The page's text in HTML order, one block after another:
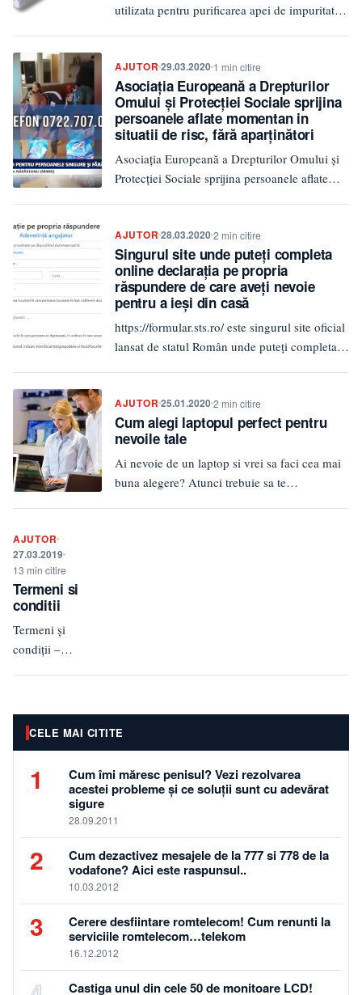
utilizata pentru purificarea apei de impuritatile
AJUTOR29.03.2020 1 min citire
Asociația Europeană a Drepturilor
Omului și Protecției Sociale sprijina
persoanele aflate momentan in
situatii de risc, fără aparținători
Asociația Europeană a Drepturilor Omului și
Protecției Sociale sprijina persoanele aflate
AJUTOR28.03.20202 min citire
Singurul site unde puteți completa
online declarația pe propria
răspundere de care aveți nevoie
pentru a ieși din casă
https://formular.sts.ro/ este singurul site oficial
lansat de statul Român unde puteți completa
AJUTOR25.01.20202 min citire
Cum alegi laptopul perfect pentru
nevoile tale
Ai nevoie de un laptop si vrei sa faci cea mai
buna alegere? Atunci trebuie sa te
AJUTOR
27.03.2019
13 min citire
Termeni si
conditii
Termeni și
condiții –
iunie 2026
termenii și
condițiile de
CELE MAI CITITE
1
Cum îmi măresc penisul? Vezi rezolvarea
acestei probleme și ce soluții sunt cu adevărat
sigure
28.09.2011
2
Cum dezactivez mesajele de la 777 si 778 de la
vodafone? Aici este raspunsul..
10.03.2012
3
Cerere desfiintare romtelecom! Cum renunti la
serviciile romtelecom…telekom
16.12.2012
Castiga unul din cele 50 de monitoare LCD!